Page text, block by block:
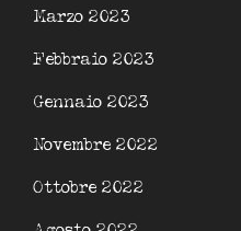
Marzo 2023
Febbraio 2023
Gennaio 2023
Novembre 2022
Ottobre 2022